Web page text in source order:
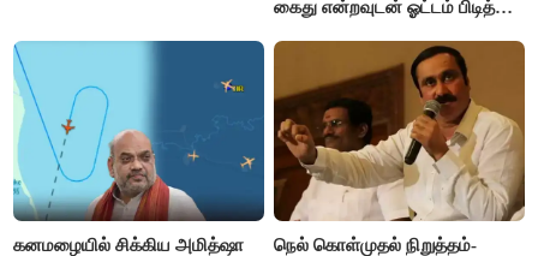
கைது என்றவுடன் ஓட்டம் பிடித்த
கனமழையில் சிக்கிய அமித்ஷா
நெல் கொள்முதல் நிறுத்தம்-